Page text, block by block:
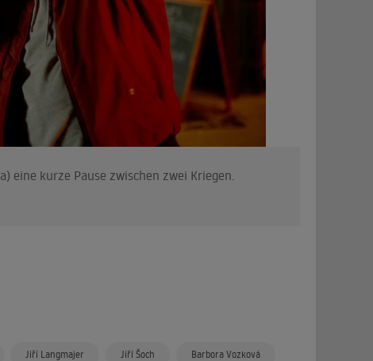
eine kurze Pause zwischen zwei Kriegen.
Jiří Langmajer Jiří Šoch Barbora Vozková